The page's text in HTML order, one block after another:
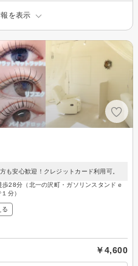
を表示
も安心歓迎！クレジットカード利用可。
28分（北一の沢町・ガソリンスタンドｅ
分）
る
￥4,600